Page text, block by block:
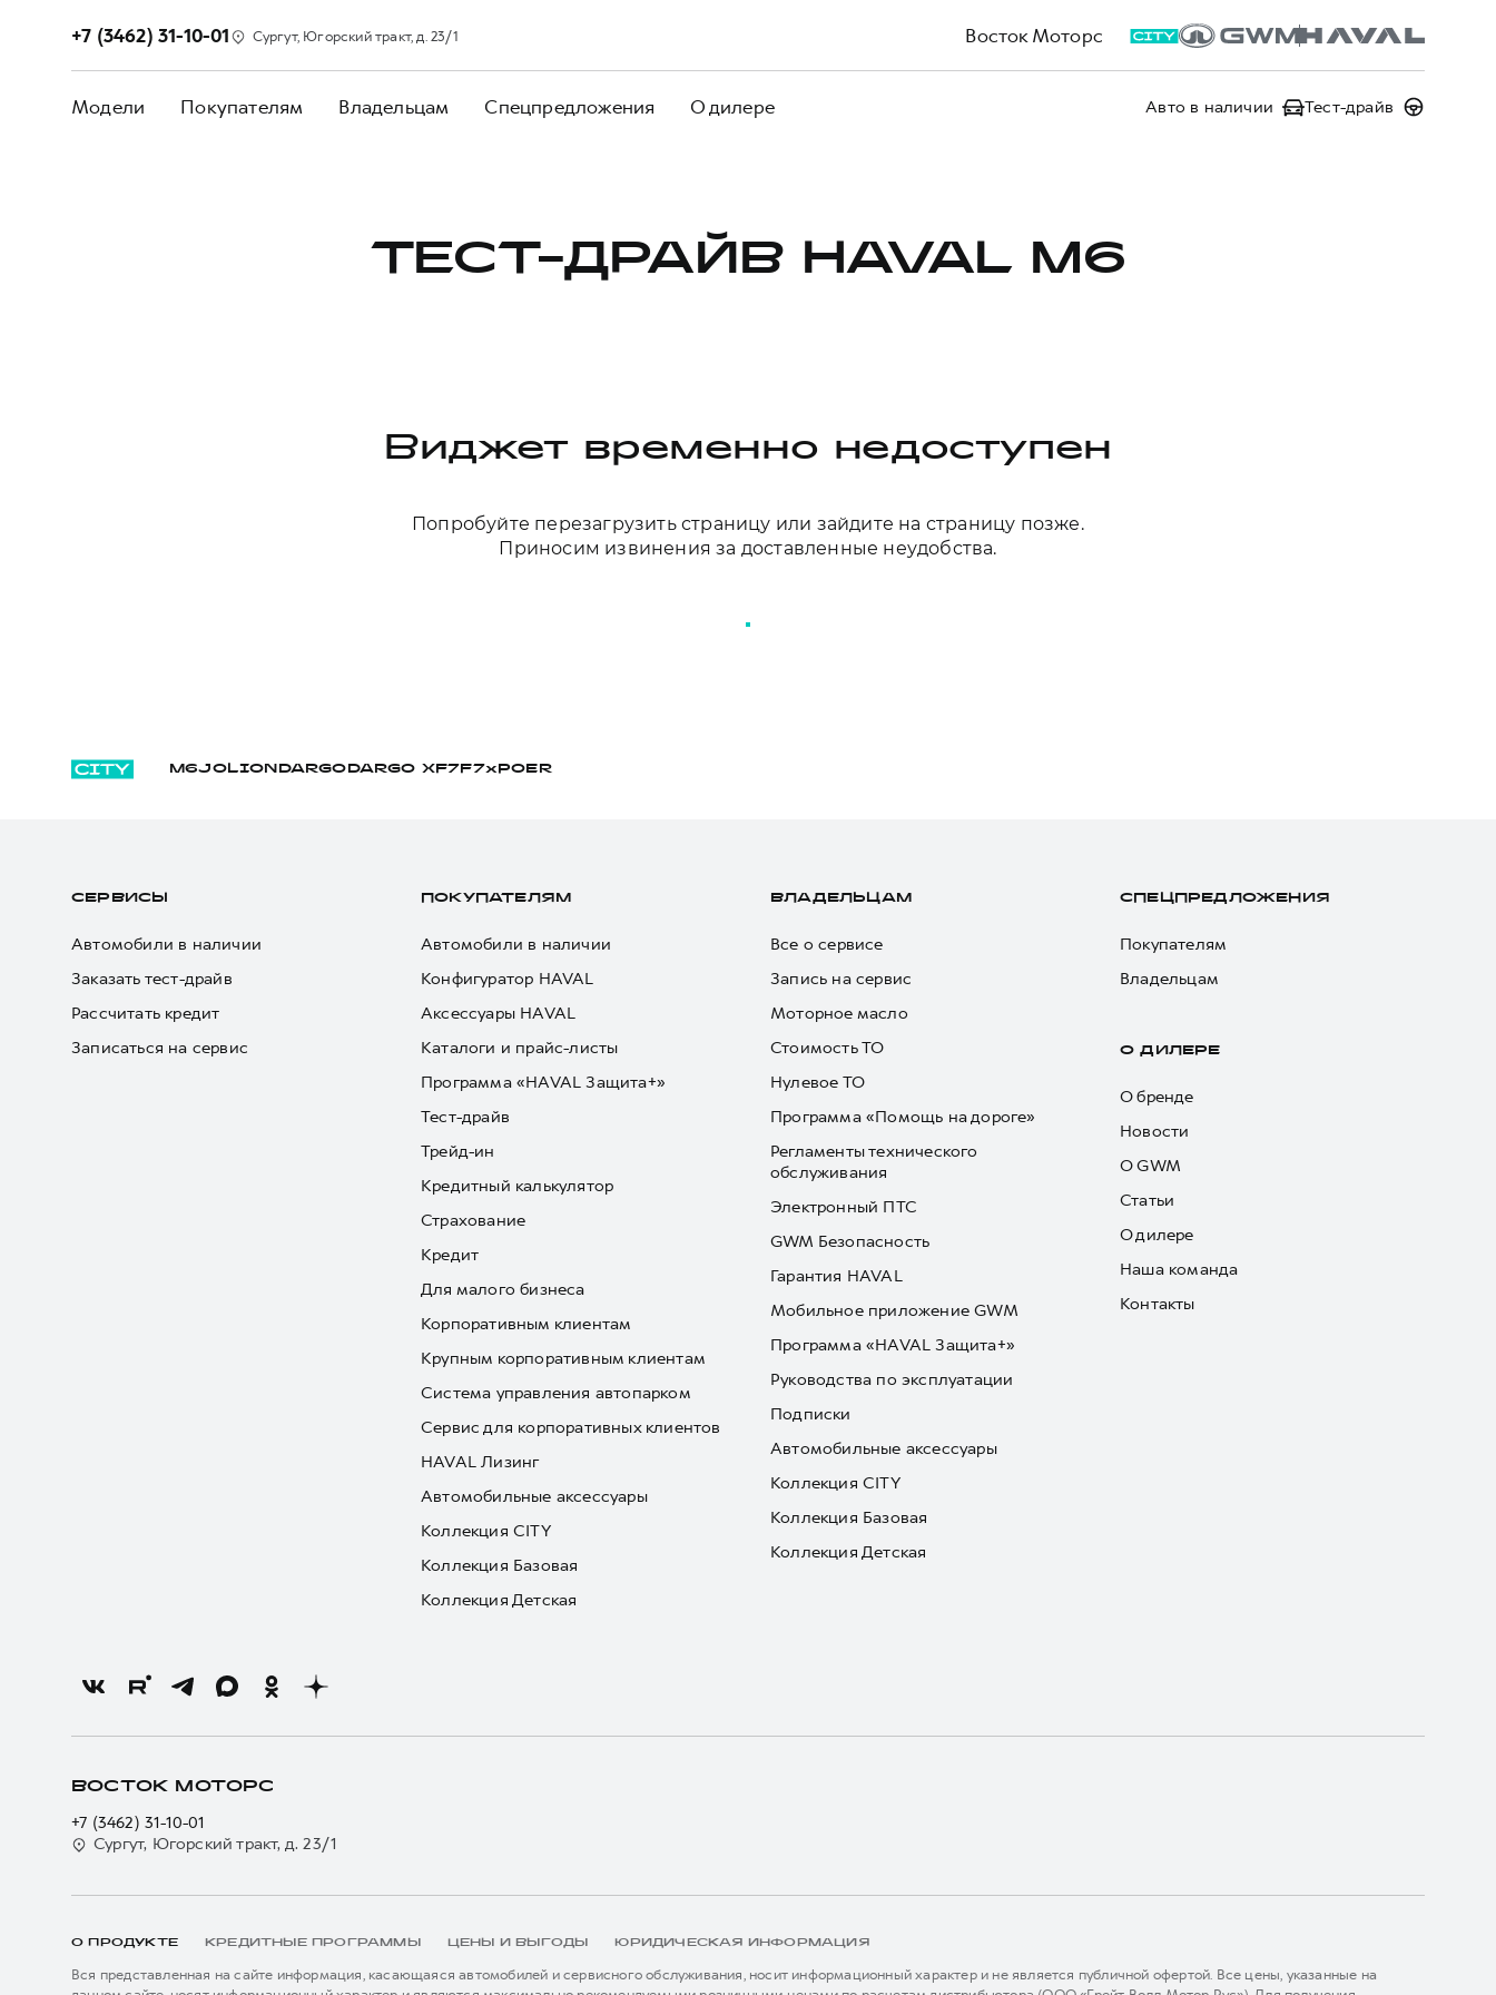
Восток Моторс
+7 (3462) 31-10-01 Сургут, Югорский тракт, д. 23/1
Модели Покупателям Владельцам Спецпредложения О дилере Авто в наличии Тест-драйв
ТЕСТ-ДРАЙВ HAVAL M6
Виджет временно недоступен
Попробуйте перезагрузить страницу или зайдите на страницу позже.
Приносим извинения за доставленные неудобства.
ПЕРЕЗАГРУЗИТЬ СТРАНИЦУ
M6JOLION DARGO DARGO Х F7 F7x POER
СЕРВИСЫ
Автомобили в наличии
Заказать тест-драйв
Рассчитать кредит
Записаться на сервис
ПОКУПАТЕЛЯМ
Автомобили в наличии
Конфигуратор HAVAL
Аксессуары HAVAL
Каталоги и прайс-листы
Программа «HAVAL Защита+»
Тест-драйв
Трейд-ин
Кредитный калькулятор
Страхование
Кредит
Для малого бизнеса
Корпоративным клиентам
Крупным корпоративным клиентам
Система управления автопарком
Сервис для корпоративных клиентов
HAVAL Лизинг
Автомобильные аксессуары
Коллекция CITY
Коллекция Базовая
Коллекция Детская
ВЛАДЕЛЬЦАМ
Все о сервисе
Запись на сервис
Моторное масло
Стоимость ТО
Нулевое ТО
Программа «Помощь на дороге»
Регламенты технического
обслуживания
Электронный ПТС
GWM Безопасность
Гарантия HAVAL
Мобильное приложение GWM
Программа «HAVAL Защита+»
Руководства по эксплуатации
Подписки
Автомобильные аксессуары
Коллекция CITY
Коллекция Базовая
Коллекция Детская
СПЕЦПРЕДЛОЖЕНИЯ
Покупателям
Владельцам
О ДИЛЕРЕ
О бренде
Новости
О GWM
Статьи
О дилере
Наша команда
Контакты
ВОСТОК МОТОРС
+7 (3462) 31-10-01
Сургут, Югорский тракт, д. 23/1
О ПРОДУКТЕ КРЕДИТНЫЕ ПРОГРАММЫ ЦЕНЫ И ВЫГОДЫ ЮРИДИЧЕСКАЯ ИНФОРМАЦИЯ
Вся представленная на сайте информация, касающаяся автомобилей и сервисного обслуживания, носит информационный характер и не является публичной офертой. Все цены, указанные на